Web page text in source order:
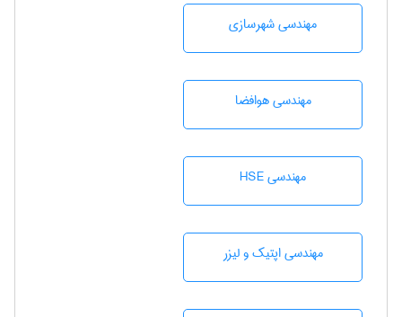
مهندسی شهرسازی
مهندسی هوافضا
مهندسی HSE
مهندسی اپتیک و لیزر